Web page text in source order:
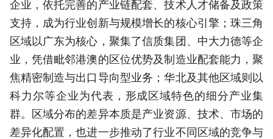
企业，依托完善的产业链配套、技术人才储备及政策
支持，成为行业创新与规模增长的核心引擎；珠三角
区域以广东为核心，聚集了信质集团、中大力德等企
业，凭借毗邻港澳的区位优势及制造业配套能力，聚
焦精密制造与出口导向型业务；华北及其他区域则以
科力尔等企业为代表，形成区域特色的细分产业集
群。区域分布的差异本质是产业资源、技术、市场的
差异化配置，也进一步推动了行业不同区域的竞争与